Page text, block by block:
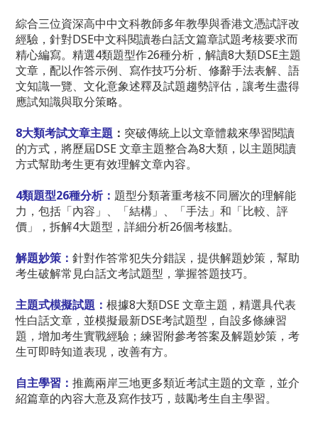
綜合三位資深高中中文科教師多年教學與香港文憑試評改
經驗，針對DSE中文科閱讀卷白話文篇章試題考核要求而
精心編寫。精選4類題型作26種分析，解讀8大類DSE主題
文章，配以作答示例、寫作技巧分析、修辭手法表解、語
文知識一覽、文化意象述釋及試題趨勢評估，讓考生盡得
應試知識與取分策略。
8大類考試文章主題 ： 突破傳統上以文章體裁來學習閱讀
的方式，將歷屆DSE 文章主題整合為8大類，以主題閱讀
方式幫助考生更有效理解文章內容。
4類題型26種分析： 題型分類著重考核不同層次的理解能
力，包括「內容」、「結構」、「手法」和「比較、評
價」，拆解4大題型，詳細分析26個考核點。
解題妙策： 針對作答常犯失分錯誤，提供解題妙策，幫助
考生破解常見白話文考試題型，掌握答題技巧。
主題式模擬試題： 根據8大類DSE 文章主題，精選具代表
性白話文章，並模擬最新DSE考試題型，自設多條練習
題，增加考生實戰經驗；練習附參考答案及解題妙策，考
生可即時知道表現，改善有方。
自主學習： 推薦兩岸三地更多類近考試主題的文章，並介
紹篇章的內容大意及寫作技巧，鼓勵考生自主學習。